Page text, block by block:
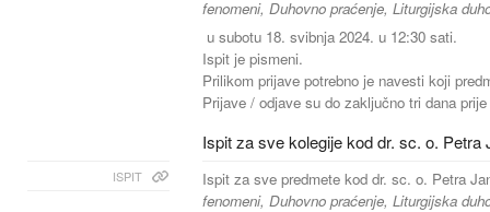
fenomeni, Duhovno praćenje, Liturgijska
u subotu 18. svibnja 2024. u 12:30 sati.
Ispit je pismeni.
Prilikom prijave potrebno je navesti koji
Prijave / odjave su do zaključno tri dana
Ispit za sve kolegije kod dr. sc. o. Petra
ISPIT
Ispit za sve predmete kod dr. sc. o. Petra
fenomeni, Duhovno praćenje, Liturgijska